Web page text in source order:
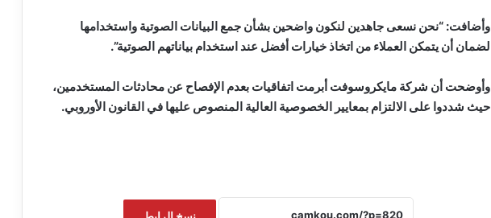
وأضافت: “نحن نسعى جاهدين لنكون واضحين بشأن جمع البيانات الصوتية واستخدامها
لضمان أن يتمكن العملاء من اتخاذ خيارات أفضل عند استخدام بياناتهم الصوتية”.
وأوضحت أن شركة مايكروسوفت أبرمت اتفاقيات بعدم الإفصاح عن محادثات المستخدمين،
حيث شددوا على الالتزام بمعايير الخصوصية العالية المنصوص عليها في القانون الأوروبي.